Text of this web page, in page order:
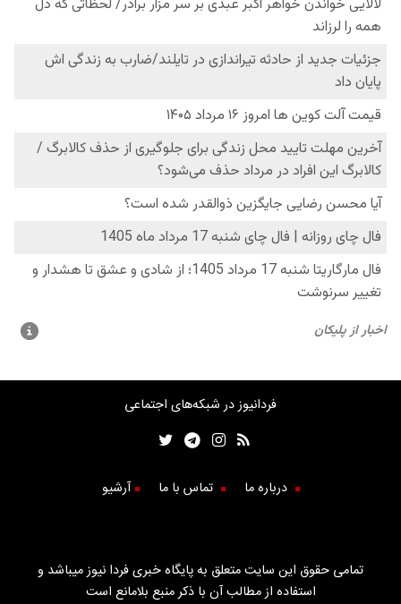
فردانیوز در شبکه‌های اجتماعی
درباره ما تماس با ما آرشیو
تمامی حقوق این سایت متعلق به پایگاه خبری فردا نیوز میباشد و
استفاده از مطالب آن با ذکر منبع بلامانع است